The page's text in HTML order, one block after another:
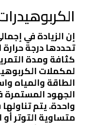
إن الزيادة في
تحددها درجة حرارة
كثافة ومدة
لمكملات
الطاقة والمياه
الجهود المستمرة
واحدة. يتم
متساوية التوتر أو